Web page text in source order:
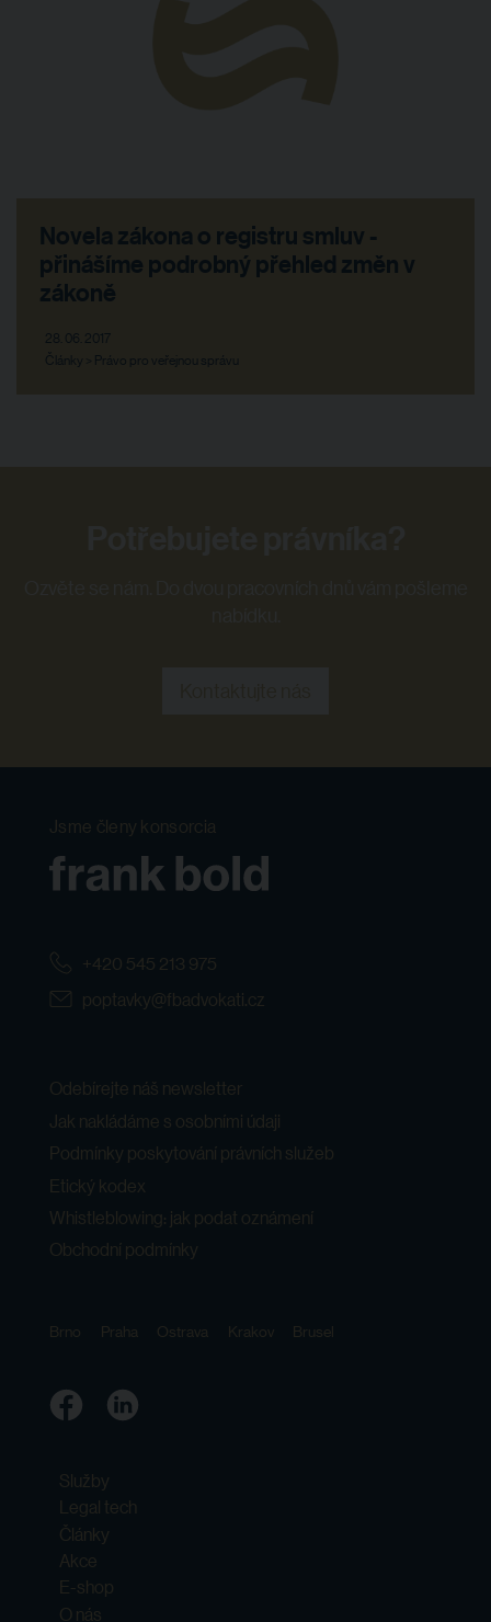
Novela zákona o registru smluv -
přinášíme podrobný přehled změn v
zákoně
28. 06. 2017
Články > Právo pro veřejnou správu
Jsme členy konsorcia
+420 545 213 975
poptavky@fbadvokati.cz
Odebírejte náš newsletter
Jak nakládáme s osobními údaji
Podmínky poskytování právních služeb
Etický kodex
Whistleblowing: jak podat oznámení
Obchodní podmínky
Brno Praha Ostrava Krakov Brusel
Služby
Legal tech
Články
Akce
E-shop
O nás